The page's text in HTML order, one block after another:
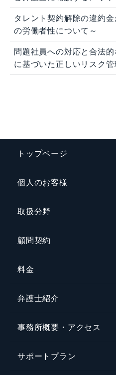
タレント契約解除の違約
の労働者性について～
問題社員への対応と合法
に基づいた正しいリスク管
トップページ
個人のお客様
取扱分野
顧問契約
料金
弁護士紹介
事務所概要・アクセス
サポートプラン